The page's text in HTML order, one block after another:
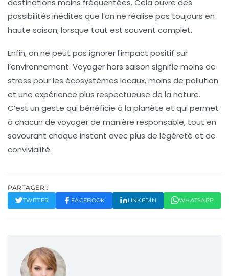
possibilités inédites que l’on ne réalise pas toujours en
haute saison, lorsque tout est souvent complet.
Enfin, on ne peut pas ignorer l’impact positif sur
l’environnement. Voyager hors saison signifie moins de
stress pour les écosystèmes locaux, moins de pollution
et une expérience plus respectueuse de la nature.
C’est un geste qui bénéficie à la planète et qui permet
à chacun de voyager de manière responsable, tout en
savourant chaque instant avec plus de légèreté et de
convivialité.
PARTAGER :
TWITTER FACEBOOK LINKEDIN WHATSAPP